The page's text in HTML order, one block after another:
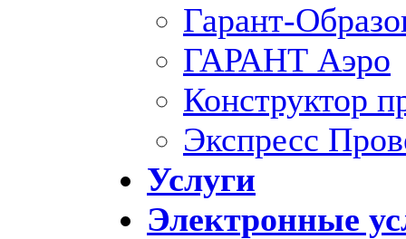
Гарант-
ГАРАНТ Аэро
Конструктор
Экспресс
Услуги
Электронные